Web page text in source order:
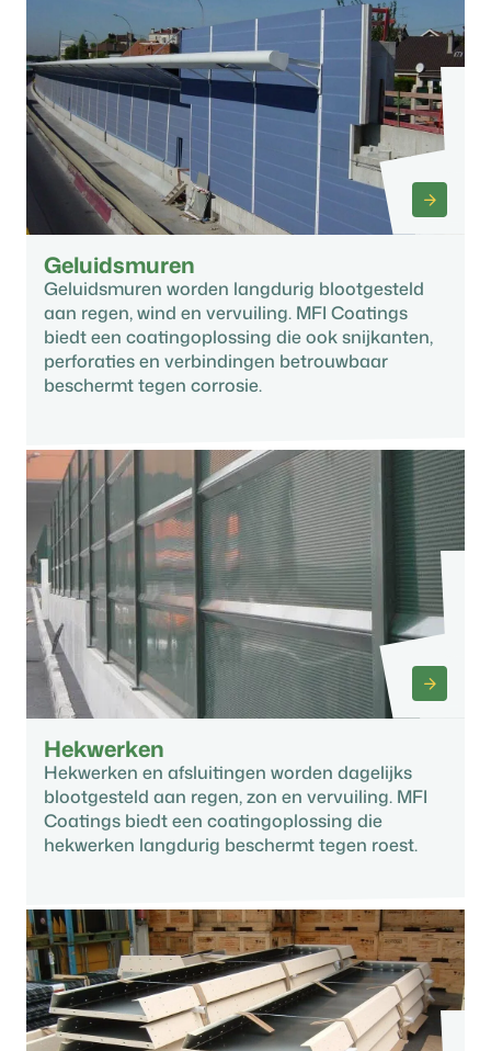
Geluidsmuren
Geluidsmuren worden langdurig blootgesteld
aan regen, wind en vervuiling. MFI Coatings
biedt een coatingoplossing die ook snijkanten,
perforaties en verbindingen betrouwbaar
beschermt tegen corrosie.
Hekwerken
Hekwerken en afsluitingen worden dagelijks
blootgesteld aan regen, zon en vervuiling. MFI
Coatings biedt een coatingoplossing die
hekwerken langdurig beschermt tegen roest.